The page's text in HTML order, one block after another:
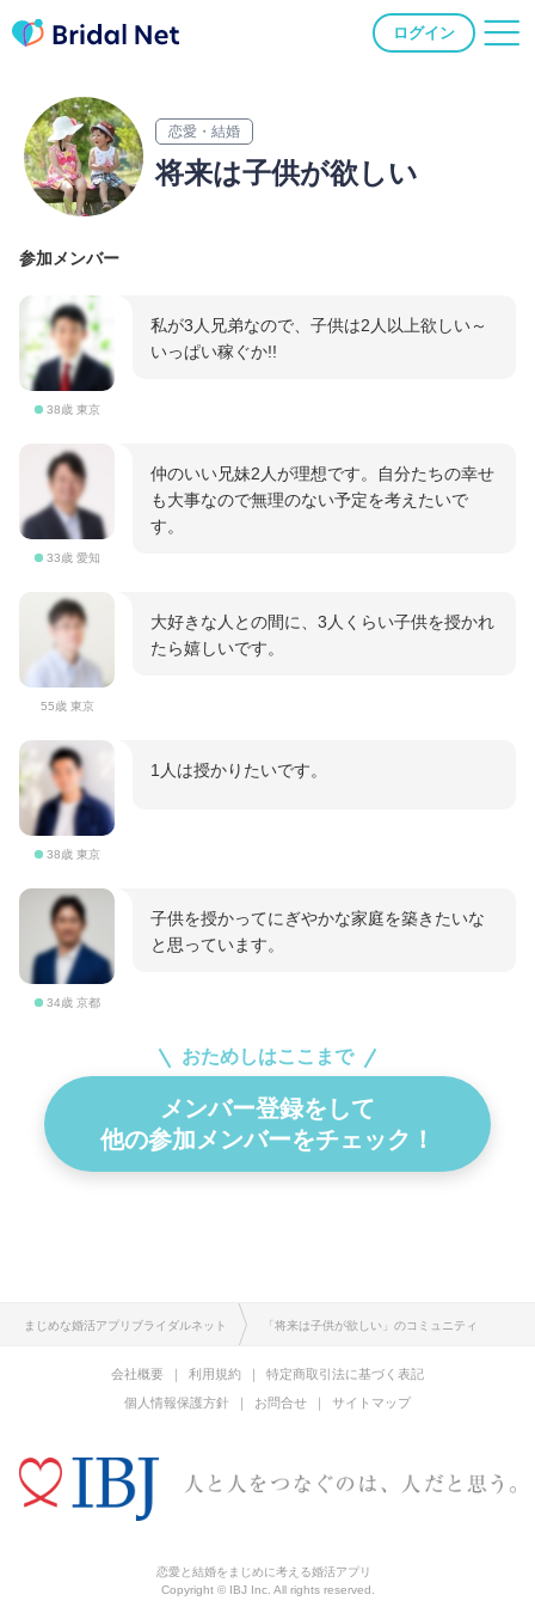
ログイン
恋愛・結婚
将来は子供が欲しい
参加メンバー
38歳 東京
私が3人兄弟なので、子供は2人以上欲しい～
いっぱい稼ぐか!!
33歳 愛知
仲のいい兄妹2人が理想です。自分たちの幸せ
も大事なので無理のない予定を考えたいで
す。
55歳 東京
大好きな人との間に、3人くらい子供を授かれ
たら嬉しいです。
38歳 東京
1人は授かりたいです。
34歳 京都
子供を授かってにぎやかな家庭を築きたいな
と思っています。
おためしはここまで
メンバー登録をして
他の参加メンバーをチェック！
まじめな婚活アプリブライダルネット 「将来は子供が欲しい」のコミュニティ
会社概要 利用規約
特定商取引法に基づく表記
個人情報保護方針
お問合せ サイトマップ
恋愛と結婚をまじめに考える婚活アプリ
Copyright © IBJ Inc. All rights reserved.